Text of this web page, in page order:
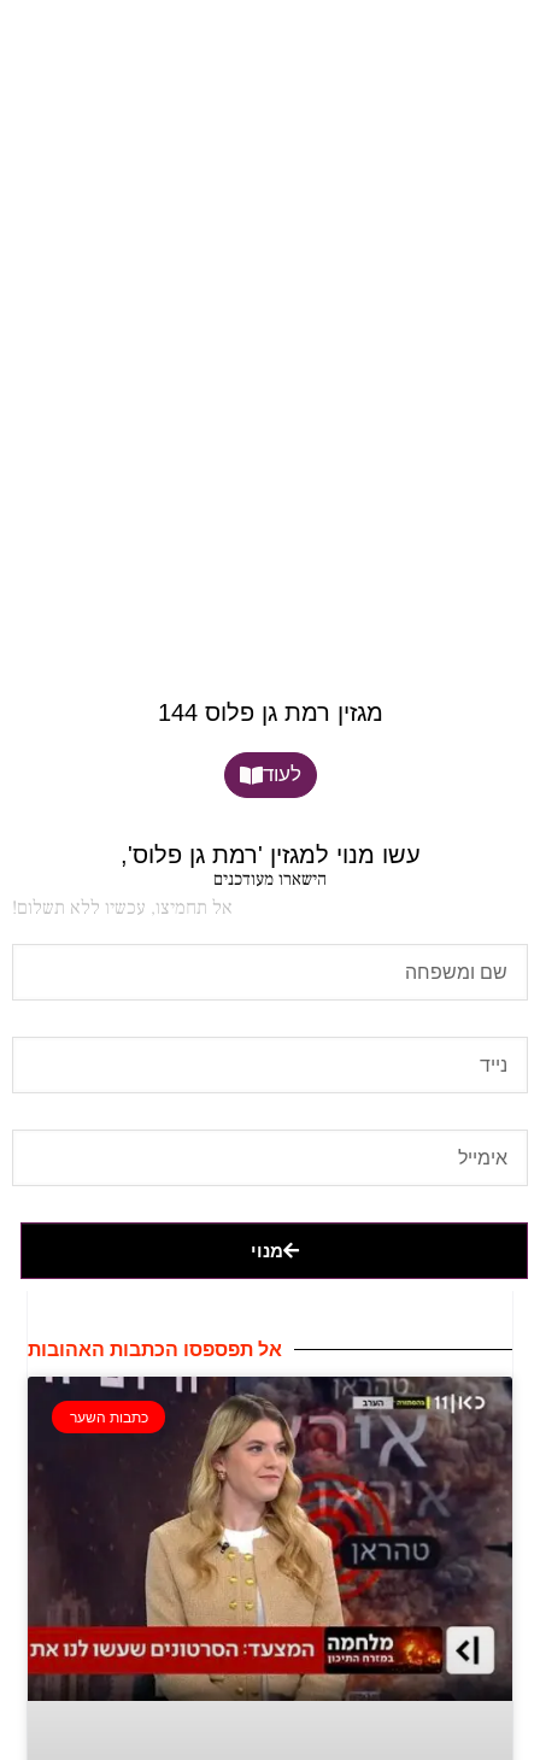
מגזין רמת גן פלוס 144
לעוד
עשו מנוי למגזין 'רמת גן פלוס',
הישארו מעודכנים
אל תחמיצו, עכשיו ללא תשלום!
מנוי
אל תפספסו הכתבות האהובות
כתבות השער